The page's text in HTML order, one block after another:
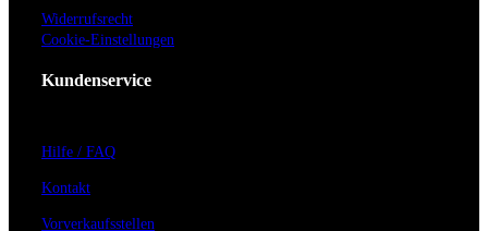
Widerrufsrecht
Cookie-Einstellungen
Kundenservice
Hilfe / FAQ
Kontakt
Vorverkaufsstellen